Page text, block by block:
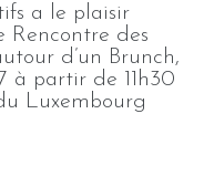
a le plaisir
Rencontre des
d’un Brunch,
à partir de 11h30
Luxembourg